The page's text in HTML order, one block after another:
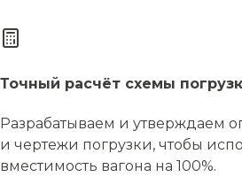
Точный расчёт схемы
Разрабатываем и утверждаем
и чертежи погрузки, чтобы
вместимость вагона на 100%.